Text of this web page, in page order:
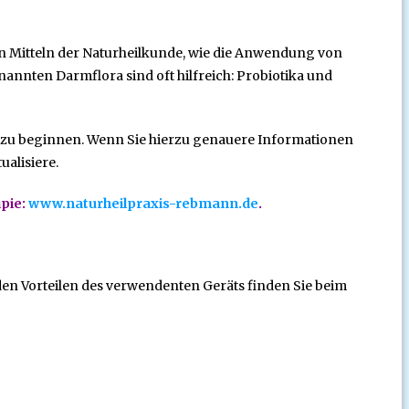
Mitteln der Naturheilkunde, wie die Anwendung von
Darmflora sind oft hilfreich: Probiotika und
beginnen. Wenn Sie hierzu genauere Informationen
www.naturheilpraxis-rebmann.de.
Vorteilen des verwendenten Geräts finden Sie beim